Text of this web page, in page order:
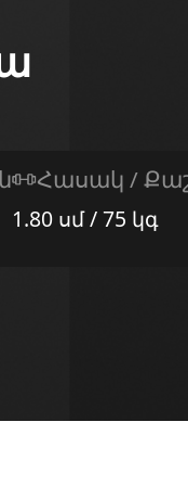
Հասակ /
1.80 սմ / 75 կգ